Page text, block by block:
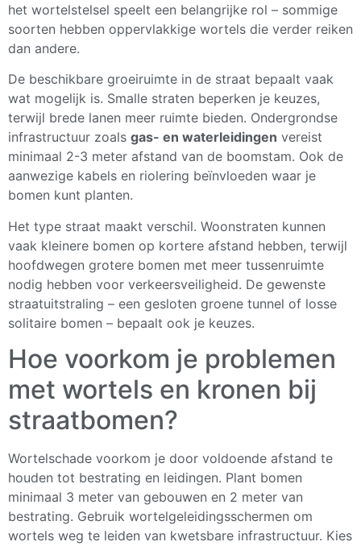
het wortelstelsel speelt een belangrijke rol – sommige
soorten hebben oppervlakkige wortels die verder reiken
dan andere.
De beschikbare groeiruimte in de straat bepaalt vaak
wat mogelijk is. Smalle straten beperken je keuzes,
terwijl brede lanen meer ruimte bieden. Ondergrondse
infrastructuur zoals gas- en waterleidingen vereist
minimaal 2-3 meter afstand van de boomstam. Ook de
aanwezige kabels en riolering beïnvloeden waar je
bomen kunt planten.
Het type straat maakt verschil. Woonstraten kunnen
vaak kleinere bomen op kortere afstand hebben, terwijl
hoofdwegen grotere bomen met meer tussenruimte
nodig hebben voor verkeersveiligheid. De gewenste
straatuitstraling – een gesloten groene tunnel of losse
solitaire bomen – bepaalt ook je keuzes.
Hoe voorkom je problemen
met wortels en kronen bij
straatbomen?
Wortelschade voorkom je door voldoende afstand te
houden tot bestrating en leidingen. Plant bomen
minimaal 3 meter van gebouwen en 2 meter van
bestrating. Gebruik wortelgeleidingsschermen om
wortels weg te leiden van kwetsbare infrastructuur. Kies